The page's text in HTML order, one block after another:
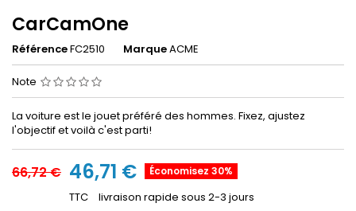
CarCamOne
RéférenceFC2510 MarqueACME
Note
La voiture est le jouet préféré des hommes. Fixez, ajustez
l'objectif et voilà c'est parti!
66,72 € 46,71 € Économisez 30%
TTC livraison rapide sous 2-3 jours